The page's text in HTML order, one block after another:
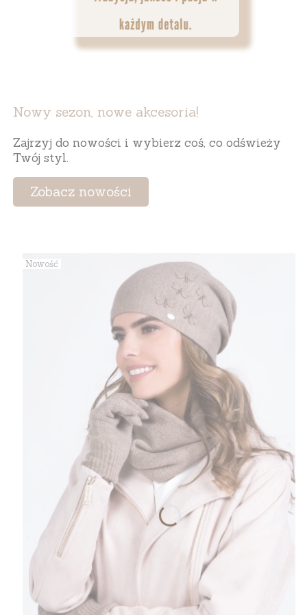
Nowy sezon, nowe akcesoria!
Zajrzyj do nowości i wybierz coś, co odświeży
Twój styl.
Zobacz nowości
Nowość